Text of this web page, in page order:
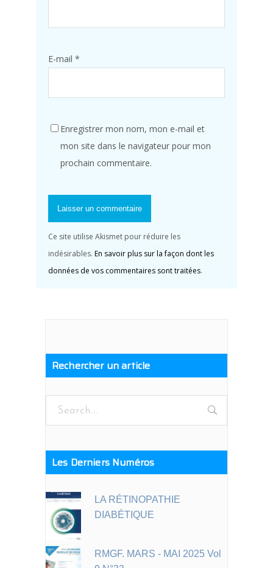
E-mail *
Enregistrer mon nom, mon e-mail et
mon site dans le navigateur pour mon
prochain commentaire.
Ce site utilise Akismet pour réduire les
indésirables. En savoir plus sur la façon dont les
données de vos commentaires sont traitées.
Rechercher un article
Search
Les Derniers Numéros
LA RÉTINOPATHIE
DIABÉTIQUE
RMGF. MARS - MAI 2025 Vol